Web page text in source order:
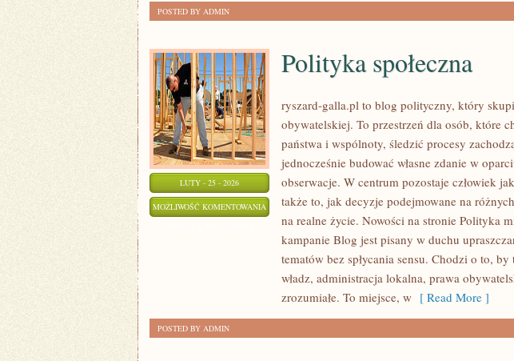
POSTED BY ADMIN
LUTY - 25 - 2026
MOŻLIWOŚĆ KOMENTOWANIA POLITYKA
SPOŁECZNA
Polityka społeczna
ryszard-galla.pl to blog polityczny, który
obywatelskiej. To przestrzeń dla osób, które
państwa i wspólnoty, śledzić procesy
jednocześnie budować własne zdanie w
obserwacje. W centrum pozostaje człowiek
także to, jak decyzje podejmowane na
na realne życie. Nowości na stronie Polityka
kampanie Blog jest pisany w duchu
tematów bez spłycania sensu. Chodzi o to,
władz, administracja lokalna, prawa
zrozumiałe. To miejsce, w [ Read More ]
POSTED BY ADMIN